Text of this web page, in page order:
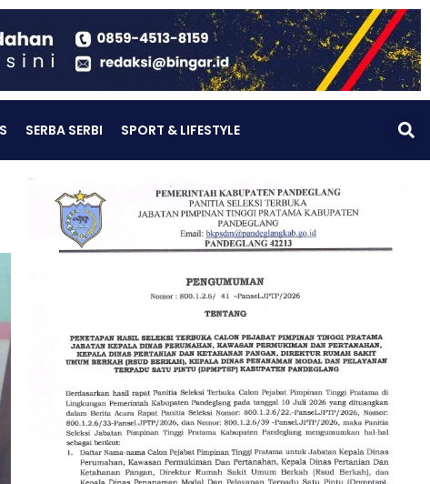
SERBA SERBI SPORT & LIFESTYLE